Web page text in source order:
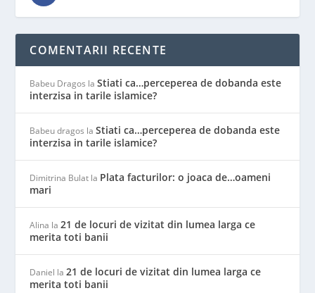
COMENTARII RECENTE
Babeu Dragos laStiati ca…perceperea de dobanda este
interzisa in tarile islamice?
Babeu dragos laStiati ca…perceperea de dobanda este
interzisa in tarile islamice?
Dimitrina Bulat la Plata facturilor: o joaca de…oameni
mari
Alina la21 de locuri de vizitat din lumea larga ce
merita toti banii
Daniel la21 de locuri de vizitat din lumea larga ce
merita toti banii